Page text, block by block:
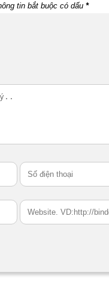
tin bắt buộc có dấu *